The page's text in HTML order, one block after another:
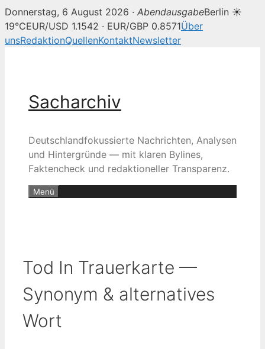
Donnerstag, 6 August 2026 · AbendausgabeBerlin ☀
19°CEUR/USD 1.1542 · EUR/GBP 0.8571Über
unsRedaktionQuellenKontaktNewsletter
Sacharchiv
Deutschlandfokussierte Nachrichten, Analysen
und Hintergründe — mit klaren Bylines,
Faktencheck und redaktioneller Transparenz.
Menü
Tod In Trauerkarte —
Synonym & alternatives
Wort